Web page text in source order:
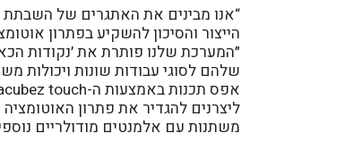
“אנו מבינים את האתגרים של השבתת
הייצור והסיכון להשקיע בפתרון
״המערכת שלנו פותרת את ׳נקודות
ליצרנים להגדיר את פתרון
משתנות עם אלמנטים מודולריים